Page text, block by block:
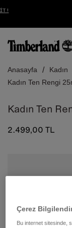
Anasayfa Kadın
Kadın Ten Rengi
Kadın Ten
2.499,00 TL
Çerez
Bu internet sitesinde,